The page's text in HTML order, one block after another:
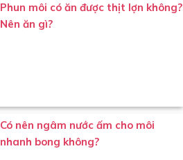
Phun môi có ăn được thịt lợn không?
Nên ăn gì?
Có nên ngâm nước ấm cho môi
nhanh bong không?